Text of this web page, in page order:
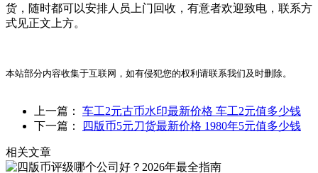
货，随时都可以安排人员上门回收，有意者欢迎致电，联系方
式见正文上方。
本站部分内容收集于互联网，如有侵犯您的权利请联系我们及时删除。
上一篇： 车工2元古币水印最新价格 车工2元值多少钱
下一篇：
四版币5元刀货最新价格 1980年5元值多少钱
相关文章